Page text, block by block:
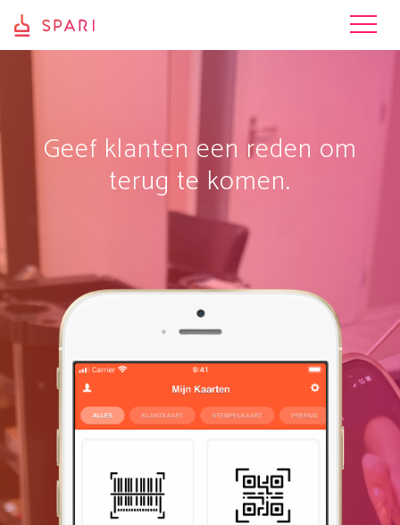
Geef klanten een reden om
terug te komen.